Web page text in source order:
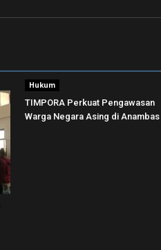
Hukum
TIMPORA Perkuat Pengawasan
Warga Negara Asing di Anambas ‎